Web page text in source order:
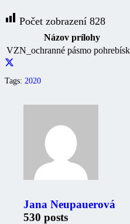
Počet zobrazení 828
Názov prílohy
VZN_ochranné pásmo
Tags: 2020
Jana Neupauerová
530 posts